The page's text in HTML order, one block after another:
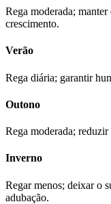
Rega moderada;
crescimento.
Verão
Rega diária; garantir
Outono
Rega moderada;
Inverno
Regar menos; deixar o
adubação.